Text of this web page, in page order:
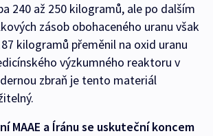
240 až 250 kilogramů, ale po dalším
zásob obohaceného uranu však
kilogramů přeměnil na oxid uranu
výzkumného reaktoru v
zbraň je tento materiál
MAAE a Íránu se uskuteční koncem